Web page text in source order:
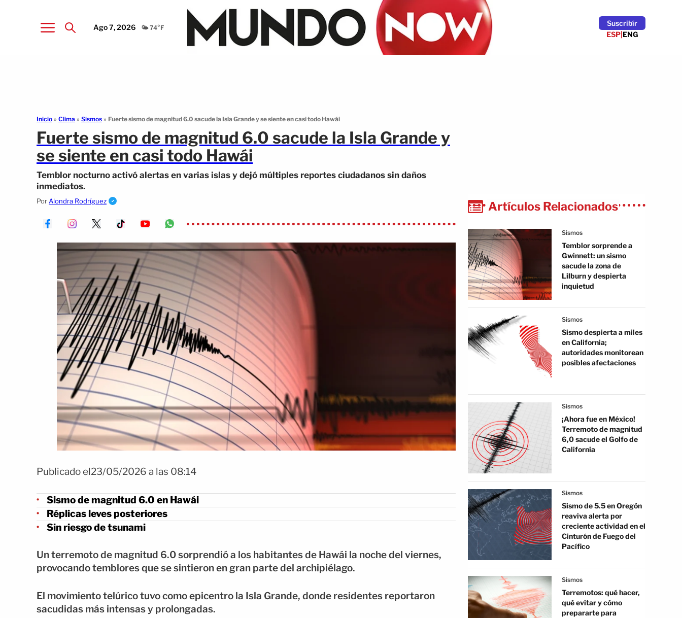
Ago 7, 2026 🌤️ 74°F
Suscribír
ESP|ENG
Inicio » Clima » Sismos » Fuerte sismo de magnitud 6.0 sacude la Isla Grande y se siente en casi todo Hawái
Fuerte sismo de magnitud 6.0 sacude la Isla Grande y
se siente en casi todo Hawái
Temblor nocturno activó alertas en varias islas y dejó múltiples reportes ciudadanos sin daños
inmediatos.
Por Alondra Rodríguez
Publicado el23/05/2026 a las 08:14
Sismo de magnitud 6.0 en Hawái
Réplicas leves posteriores
Sin riesgo de tsunami
Un terremoto de magnitud 6.0 sorprendió a los habitantes de Hawái la noche del viernes,
provocando temblores que se sintieron en gran parte del archipiélago.
El movimiento telúrico tuvo como epicentro la Isla Grande, donde residentes reportaron
sacudidas más intensas y prolongadas.
Artículos Relacionados
Sismos
Temblor sorprende a
Gwinnett: un sismo
sacude la zona de
Lilburn y despierta
inquietud
Sismos
Sismo despierta a miles
en California;
autoridades monitorean
posibles afectaciones
Sismos
¡Ahora fue en México!
Terremoto de magnitud
6,0 sacude el Golfo de
California
Sismos
Sismo de 5.5 en Oregón
reaviva alerta por
creciente actividad en el
Cinturón de Fuego del
Pacífico
Sismos
Terremotos: qué hacer,
qué evitar y cómo
prepararte para